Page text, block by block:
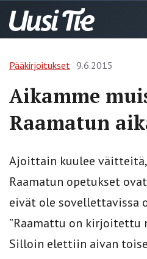
Pääkirjoitukset 9.6.2015
Aikamme
Raamatun
Ajoittain kuulee
Raamatun opetukset
eivät ole sovellettavissa
”Raamattu on kirjoitettu
Silloin elettiin aivan